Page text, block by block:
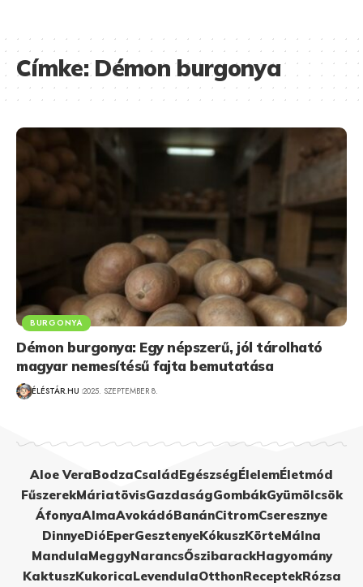
Címke:Démon burgonya
BURGONYA
Démon burgonya: Egy népszerű, jól tárolható
magyar nemesítésű fajta bemutatása
ÉLÉSTÁR.HU 2025. SZEPTEMBER 8.
Aloe VeraBodzaCsaládEgészségÉlelemÉletmód
FűszerekMáriatövisGazdaságGombákGyümölcsök
ÁfonyaAlmaAvokádóBanánCitromCseresznye
DinnyeDióEperGesztenyeKókuszKörteMálna
MandulaMeggyNarancsŐszibarackHagyomány
KaktuszKukoricaLevendulaOtthonReceptekRózsa